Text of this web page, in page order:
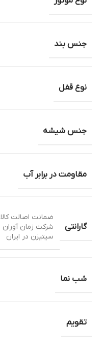
جنس بند
نوع قفل
جنس شیشه
مقاومت در برابر آب
گارانتی
ضمانت اصالت
شرکت زمان آوران
سیتیزن در ایران
شب نما
تقویم